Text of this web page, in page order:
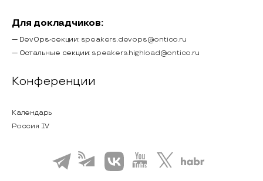
Для докладчиков:
— DevOps-секции: speakers.devops@ontico.ru
— Остальные секции: speakers.highload@ontico.ru
Конференции
Календарь
Россия IV